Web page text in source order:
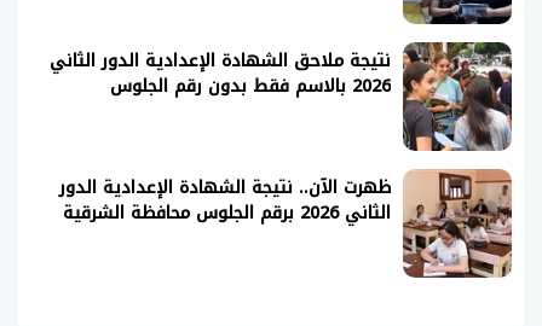
نتيجة ملاحق الشهادة الإعدادية الدور الثاني
2026 بالاسم فقط بدون رقم الجلوس
ظهرت الآن.. نتيجة الشهادة الإعدادية الدور
الثاني 2026 برقم الجلوس محافظة الشرقية